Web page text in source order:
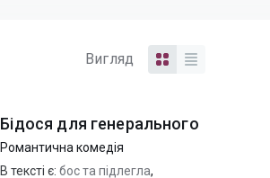
Вигляд
Бідося для генерального
Романтична комедія
В тексті є:бос та підлегла,